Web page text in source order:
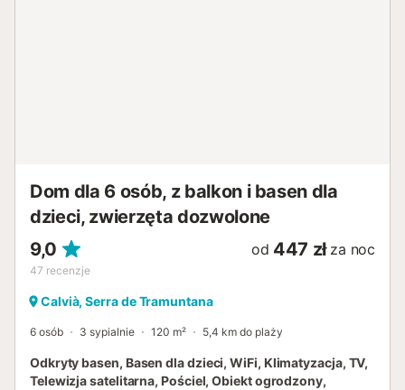
Dom dla 6 osób, z balkon i basen dla
dzieci, zwierzęta dozwolone
9,0
47 recenzje
od 447 zł za noc
Calvià, Serra de Tramuntana
6 osób 3 sypialnie 120 m² 5,4 km do plaży
Odkryty basen, Basen dla dzieci, WiFi, Klimatyzacja, TV,
Telewizja satelitarna, Pościel, Obiekt ogrodzony,